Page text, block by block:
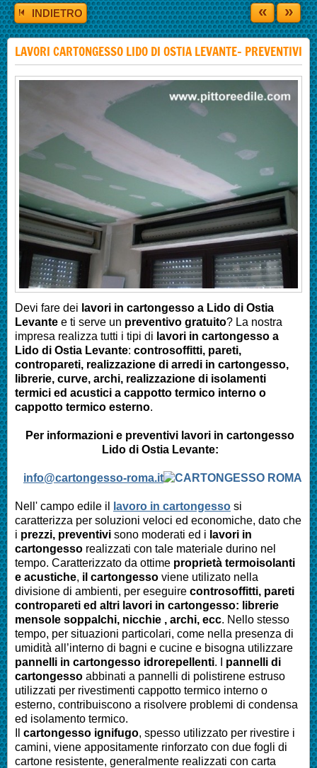
INDIETRO « »
LAVORI CARTONGESSO LIDO DI OSTIA LEVANTE- PREVENTIVI
Devi fare dei lavori in cartongesso a Lido di Ostia
Levante e ti serve un preventivo gratuito? La nostra
impresa realizza tutti i tipi di lavori in cartongesso a
Lido di Ostia Levante: controsoffitti, pareti,
contropareti, realizzazione di arredi in cartongesso,
librerie, curve, archi, realizzazione di isolamenti
termici ed acustici a cappotto termico interno o
cappotto termico esterno.
Per informazioni e preventivi lavori in cartongesso
Lido di Ostia Levante:
info@cartongesso-roma.it
Nell' campo edile il lavoro in cartongesso si
caratterizza per soluzioni veloci ed economiche, dato che
i prezzi, preventivi sono moderati ed i lavori in
cartongesso realizzati con tale materiale durino nel
tempo. Caratterizzato da ottime proprietà termoisolanti
e acustiche, il cartongesso viene utilizato nella
divisione di ambienti, per eseguire controsoffitti, pareti
contropareti ed altri lavori in cartongesso: librerie
mensole soppalchi, nicchie , archi, ecc. Nello stesso
tempo, per situazioni particolari, come nella presenza di
umidità all’interno di bagni e cucine e bisogna utilizzare
pannelli in cartongesso idrorepellenti. I pannelli di
cartongesso abbinati a pannelli di polistirene estruso
utilizzati per rivestimenti cappotto termico interno o
esterno, contribuiscono a risolvere problemi di condensa
ed isolamento termico.
cartongesso ignifugo, spesso utilizzato per rivestire i
camini, viene appositamente rinforzato con due fogli di
cartone resistente, generalmente realizzati con carta